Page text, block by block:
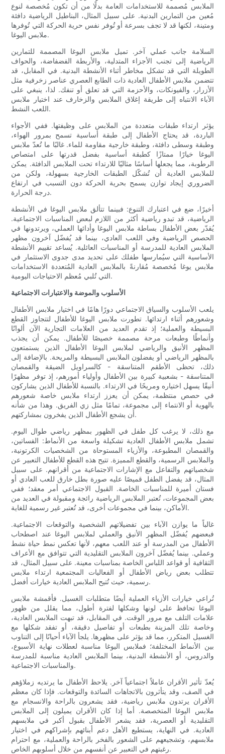
الملابس مُصممة للاستخدامات العامة بدلًا من أن تكون مُخصصة لنوع
مُعين من التمارين البدنية. على سبيل المثال، البناطيل الرياضية دافئة
ومتينة، لكنها قد لا تجف بسرعة أو تُوفر نفس حرية الحركة التي تُوفرها
ملابس اليوغا.
السلامة جانب عملي آخر. تميل ملابس اليوغا المصممة للتمارين
الرياضية إلى تجنب الأجزاء المتدلية، والأربطة الفضفاضة، والحواف
الطويلة التي قد تشكل مخاطر أثناء الأنشطة البدنية. في المقابل، قد
تتضمن ملابس الأطفال العادية ذات الطابع العصري عناصر زخرفية مثل
الأزرار، والفيونكات، والأحزمة التي قد تعلق أو تنفك. لذا، ينبغي على
الآباء الانتباه إلى طريقة إغلاق الملابس والزخارف عند اختيار ملابس
اللعب النشط.
يؤثر ارتداء طبقات متعددة من الملابس على وظيفتها. ففي الأجواء
الباردة، قد يحتاج الأطفال إلى طبقة أساسية تسمح بمرور الهواء،
وطبقة وسطى دافئة، وطبقة خارجية مقاومة للماء. غالبًا ما تُعدّ ملابس
اليوغا خيارًا ممتازًا كطبقة أساسية بفضل قدرتها على امتصاص
الرطوبة، مما يجعلها أساسًا مثاليًا للارتداء تحت الملابس الدافئة. يمكن
للملابس العادية أن تُشكّل الطبقات الخارجية بسهولة، ولكن من
الضروري إيجاد توازن يسمح بحرية الحركة دون التسبب في ارتفاع
درجة الحرارة.
أخيرًا، ضع في اعتبارك التنوع: فبينما تتألق ملابس اليوغا في الأنشطة
الرياضية، قد تبدو رياضية أكثر من اللازم لبعض المناسبات الاجتماعية.
يُقدّر بعض الأطفال بساطة ملابس اليوغا وأدائها العملي، ويرتدونها في
الحصص الرياضية وفي اللعب العادي، بينما قد يُفضّل آخرون مظهر
الملابس العادية للمدرسة أو المناسبات العائلية. يُساعد تقييم الأنشطة
الأساسية التي سيُمارسها طفلك على تحديد مدى جدوى الاستثمار في
ملابس يوغا مُخصصة مُقارنةً بالملابس العادية المُتعددة الاستخدامات
التي تُلبي مُعظم الاحتياجات اليومية.
الأسلوب والموضة والاعتبارات الاجتماعية
يلعب الأسلوب والسياق الاجتماعي دورًا هامًا في اختيار ملابس الأطفال
وشعورهم أثناء ارتدائها. تطورت ملابس اليوغا للأطفال لتتجاوز القطع
البسيطة والعملية؛ إذ تقدم العديد من العلامات التجارية الآن ألوانًا
وأنماطًا وطبعات مرحة مصممة خصيصًا للأطفال. يمكن أن يجذب
المظهر الأنيق والرياضي لملابس اليوغا الأطفال الذين يستمتعون
بالمظهر الرياضي أو يفضلون الملابس البسيطة والمريحة. بالإضافة إلى
ذلك، تحظى الأطقم المتناسقة - كالسراويل الضيقة والقمصان
المتناسقة - بشعبية كبيرة بين الأطفال وأولياء أمورهم، إذ توفر مظهرًا
أنيقًا يسهل اختياره ومريحًا في الارتداء. بالنسبة للأطفال الذين يشاركون
في حصص منتظمة، يمكن أن يعزز ارتداء ملابس خاصة شعورهم
بالهوية أو الانتماء إلى مجموعة، تمامًا مثل زي الفريق. وهذا من شأنه
أن يشجع الأطفال الذين يفخرون بمشاركتهم.
مع ذلك، لا يرغب كل طفل في الظهور بمظهر رياضي طوال اليوم.
تشمل ملابس الأطفال العادية تشكيلة واسعة من الأنماط: الفساتين،
والقمصان المطبوعة، والأزياء المستوحاة من الشخصيات الكرتونية،
والملابس الرسمية، والقطع المميزة. تتيح هذه القطع للأطفال التعبير عن
شخصياتهم والتفاعل مع الإشارات الاجتماعية من أقرانهم. على سبيل
المثال، قد يفضل الطفل قميصًا عليه صورة بطل خارق للعب العادي أو
فستان أميرة للمناسبات الخاصة. القبول الاجتماعي أمر معقد؛ ففي
بعض المجموعات، تُعتبر الملابس الرياضية رائجة ومقبولة في العديد من
الأماكن، بينما في مجموعات أخرى، قد تُعتبر غير رسمية للغاية.
غالباً ما يوازن الآباء بين تفضيلاتهم الشخصية والتوقعات الاجتماعية.
فبعضهم يُفضّل المظهر الأنيق والعملي لملابس اليوغا عند اصطحاب
الأطفال من المدرسة أو عند اللعب معهم، لأنها تعكس نمط حياة نشط
وعملي. بينما يُفضّل آخرون الملابس التقليدية التي تتوافق مع الأعراف
الثقافية أو قواعد اللباس الخاصة بمناسبات معينة. على سبيل المثال، قد
تتطلب بعض رياض الأطفال أو الفعاليات المجتمعية ارتداء ملابس
رسمية، حيث تُتيح الملابس العادية خيارات أفضل.
تُراعي خيارات الأزياء العملية أيضًا متطلبات الغسيل. فأقمشة ملابس
اليوغا تحافظ على لونها وشكلها لفترة أطول، مما يقلل من ظهور
علامات التلف مع مرور الوقت. في المقابل، قد تبهت الملابس العادية،
وخاصة تلك المزينة بطبعات أو تفاصيل دقيقة، أو تفقد شكلها مع
الغسيل المتكرر، مما قد يؤثر على مظهرها. يلجأ الآباء أحيانًا إلى التناوب
بين الأنماط المختلفة؛ فملابس اليوغا مناسبة لعطلات نهاية الأسبوع،
والدروس، أو الأنشطة البدنية، بينما الملابس العادية مناسبة للمدرسة
والمناسبات الاجتماعية.
يُعدّ تأثير الأقران عاملاً اجتماعياً آخر. يلاحظ الأطفال ما يرتديه زملاؤهم
في الصف، وقد يتأثرون بالاتجاهات السائدة والتوقعات. فإذا كان معظم
الأقران يرتدون ملابس رياضية، فقد يشعرون بالراحة والانسجام مع
ملابس اليوغا المتخصصة. أما إذا كان الأقران يميلون إلى الملابس
التقليدية أو العصرية، فقد يشعر الأطفال بقبول أكبر في ملابسهم
العادية. في النهاية، يستطيع الأهل دعم أبنائهم بإشراكهم في اختيار
ملابسهم، وتشجيعهم على الشعور بالفخر بالراحة والعملية، مع احترام
رغبتهم في التعبير عن أنفسهم من خلال أسلوبهم الخاص.